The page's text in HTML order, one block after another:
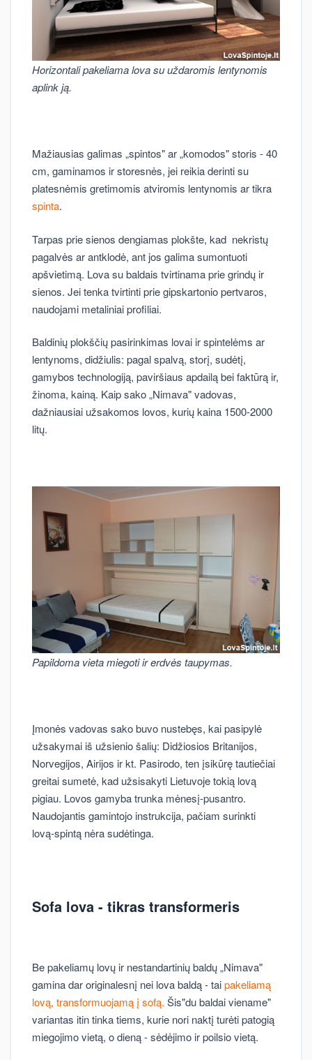
Horizontali pakeliama lova su uždaromis lentynomis
aplink ją.
Mažiausias galimas „spintos" ar „komodos" storis - 40
cm, gaminamos ir storesnės, jei reikia derinti su
platesnėmis gretimomis atviromis lentynomis ar tikra
spinta.
Tarpas prie sienos dengiamas plokšte, kad nekristų
pagalvės ar antklodė, ant jos galima sumontuoti
apšvietimą. Lova su baldais tvirtinama prie grindų ir
sienos. Jei tenka tvirtinti prie gipskartonio pertvaros,
naudojami metaliniai profiliai.
Baldinių plokščių pasirinkimas lovai ir spintelėms ar
lentynoms, didžiulis: pagal spalvą, storį, sudėtį,
gamybos technologiją, paviršiaus apdailą bei faktūrą ir,
žinoma, kainą. Kaip sako „Nimava" vadovas,
dažniausiai užsakomos lovos, kurių kaina 1500-2000
litų.
Papildoma vieta miegoti ir erdvės taupymas.
Įmonės vadovas sako buvo nustebęs, kai pasipylė
užsakymai iš užsienio šalių: Didžiosios Britanijos,
Norvegijos, Airijos ir kt. Pasirodo, ten įsikūrę tautiečiai
greitai sumetė, kad užsisakyti Lietuvoje tokią lovą
pigiau. Lovos gamyba trunka mėnesį-pusantro.
Naudojantis gamintojo instrukcija, pačiam surinkti
lovą-spintą nėra sudėtinga.
Sofa lova - tikras transformeris
Be pakeliamų lovų ir nestandartinių baldų „Nimava"
gamina dar originalesnį nei lova baldą - taipakeliamą
lovą, transformuojamą į sofą. Šis"du baldai viename"
variantas itin tinka tiems, kurie nori naktį turėti patogią
miegojimo vietą, o dieną - sėdėjimo ir poilsio vietą.